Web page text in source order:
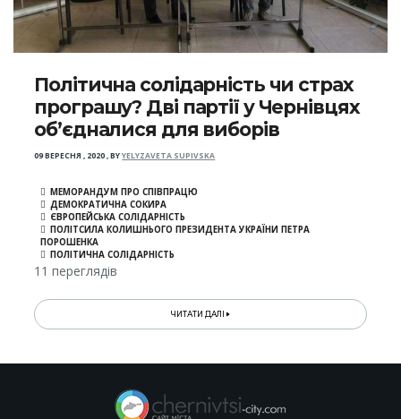
Політична солідарність чи страх
програшу? Дві партії у Чернівцях
об’єдналися для виборів
09 ВЕРЕСНЯ , 2020,BYYELYZAVETA SUPIVSKA
МЕМОРАНДУМ ПРО СПІВПРАЦЮ
ДЕМОКРАТИЧНА СОКИРА
ЄВРОПЕЙСЬКА СОЛІДАРНІСТЬ
ПОЛІТСИЛА КОЛИШНЬОГО ПРЕЗИДЕНТА УКРАЇНИ ПЕТРА
ПОРОШЕНКА
ПОЛІТИЧНА СОЛІДАРНІСТЬ
11 переглядів
ЧИТАТИ ДАЛІ